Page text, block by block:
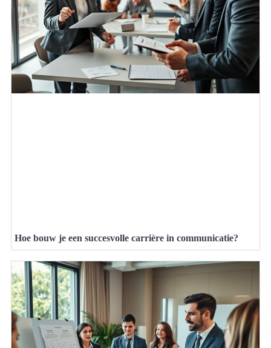
Hoe bouw je een succesvolle carrière in communicatie?